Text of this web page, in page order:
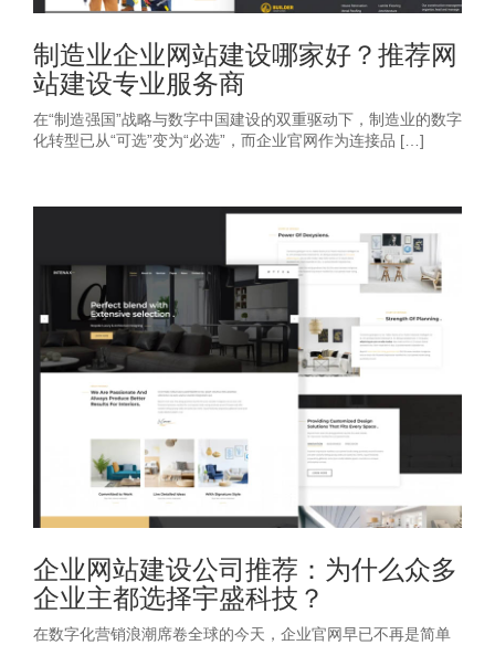
制造业企业网站建设哪家好？推荐网
站建设专业服务商
在“制造强国”战略与数字中国建设的双重驱动下，制造业的数字
化转型已从“可选”变为“必选”，而企业官网作为连接品 […]
企业网站建设公司推荐：为什么众多
企业主都选择宇盛科技？
在数字化营销浪潮席卷全球的今天，企业官网早已不再是简单